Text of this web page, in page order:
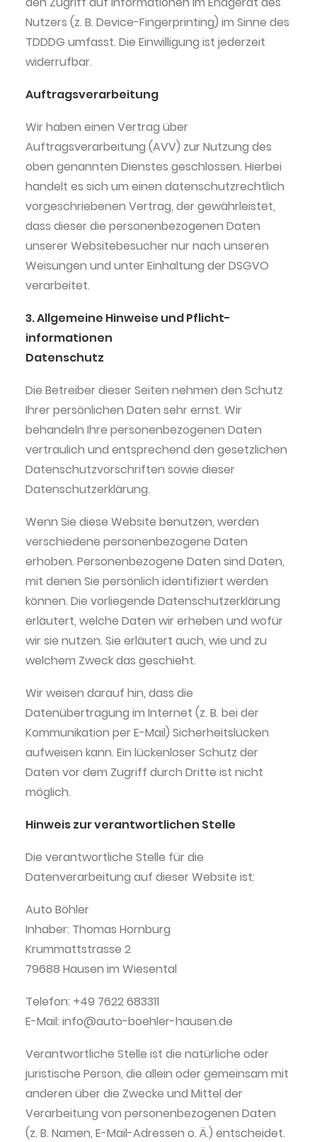
Nutzers (z. B. Device-Fingerprinting) im Sinne des
TDDDG umfasst. Die Einwilligung ist jederzeit
widerrufbar.
Auftragsverarbeitung
Wir haben einen Vertrag über
Auftragsverarbeitung (AVV) zur Nutzung des
oben genannten Dienstes geschlossen. Hierbei
handelt es sich um einen datenschutzrechtlich
vorgeschriebenen Vertrag, der gewährleistet,
dass dieser die personenbezogenen Daten
unserer Websitebesucher nur nach unseren
Weisungen und unter Einhaltung der DSGVO
verarbeitet.
3. Allgemeine Hinweise und Pflicht­
informationen
Datenschutz
Die Betreiber dieser Seiten nehmen den Schutz
Ihrer persönlichen Daten sehr ernst. Wir
behandeln Ihre personenbezogenen Daten
vertraulich und entsprechend den gesetzlichen
Datenschutzvorschriften sowie dieser
Datenschutzerklärung.
Wenn Sie diese Website benutzen, werden
verschiedene personenbezogene Daten
erhoben. Personenbezogene Daten sind Daten,
mit denen Sie persönlich identifiziert werden
können. Die vorliegende Datenschutzerklärung
erläutert, welche Daten wir erheben und wofür
wir sie nutzen. Sie erläutert auch, wie und zu
welchem Zweck das geschieht.
Wir weisen darauf hin, dass die
Datenübertragung im Internet (z. B. bei der
Kommunikation per E-Mail) Sicherheitslücken
aufweisen kann. Ein lückenloser Schutz der
Daten vor dem Zugriff durch Dritte ist nicht
möglich.
Hinweis zur verantwortlichen Stelle
Die verantwortliche Stelle für die
Datenverarbeitung auf dieser Website ist:
Auto Böhler
Inhaber: Thomas Hornburg
Krummattstrasse 2
79688 Hausen im Wiesental
Telefon: +49 7622 683311
E-Mail: info@auto-boehler-hausen.de
Verantwortliche Stelle ist die natürliche oder
juristische Person, die allein oder gemeinsam mit
anderen über die Zwecke und Mittel der
Verarbeitung von personenbezogenen Daten
(z. B. Namen, E-Mail-Adressen o. Ä.) entscheidet.